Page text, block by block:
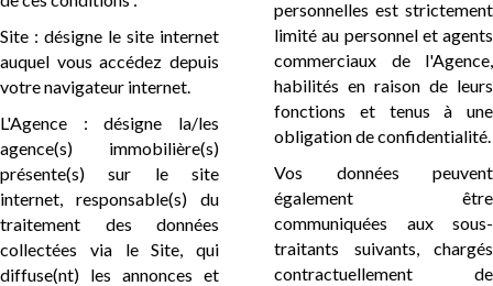
Site : désigne le site internet
auquel vous accédez depuis
votre navigateur internet.
L'Agence : désigne la/les
agence(s) immobilière(s)
présente(s) sur le site
internet, responsable(s) du
traitement des données
collectées via le Site, qui
diffuse(nt) les annonces et
personnelles est strictement
limité au personnel et agents
commerciaux de l'Agence,
habilités en raison de leurs
fonctions et tenus à une
obligation de confidentialité.
Vos données peuvent
également être
communiquées aux sous-
traitants suivants, chargés
contractuellement de